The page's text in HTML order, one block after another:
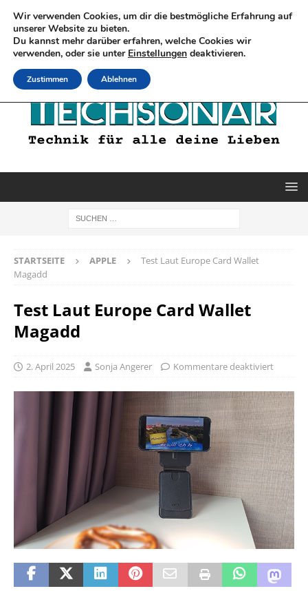
STARTSEITE APPLE
Test Laut Europe Card Wallet
Magadd
Test Laut Europe Card Wallet
Magadd
2. April 2025 Sonja Angerer Kommentare deaktiviert
Wir verwenden Cookies, um dir die bestmögliche Erfahrung auf
unserer Website zu bieten.
Du kannst mehr darüber erfahren, welche Cookies wir
verwenden, oder sie unter Einstellungen deaktivieren.
Zustimmen Ablehnen